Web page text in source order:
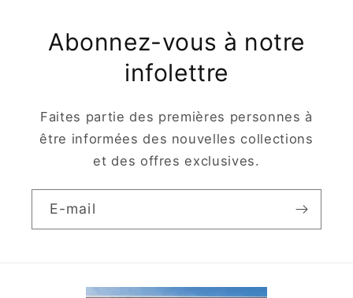
Abonnez-vous à notre
infolettre
Faites partie des premières personnes à
être informées des nouvelles collections
et des offres exclusives.
E-mail